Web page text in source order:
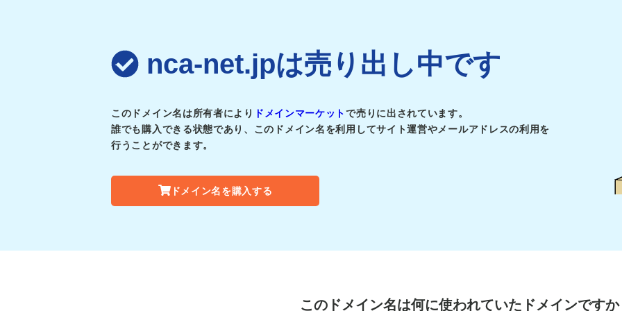
nca-net.jpは売り出し中です
このドメイン名は所有者により ドメインマーケットで売りに出されています。
誰でも購入できる状態であり、このドメイン名を利用してサイト運営やメールアドレスの利用を
行うことができます。
ドメイン名を購入する
このドメイン名は何に使われていたドメインですか